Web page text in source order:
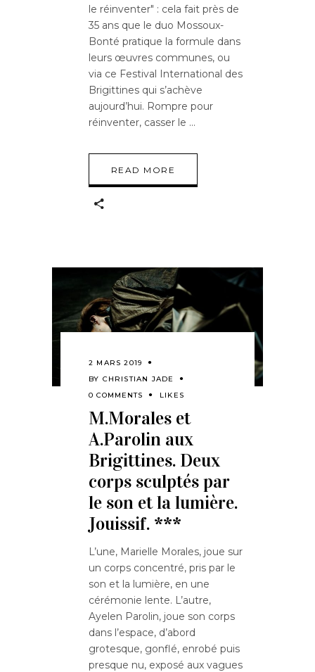
le réinventer" : cela fait près de
35 ans que le duo Mossoux-
Bonté pratique la formule dans
leurs œuvres communes, ou
via ce Festival International des
Brigittines qui s’achève
aujourd’hui. Rompre pour
réinventer, casser le
READ MORE
2 MARS 2019
BY CHRISTIAN JADE
0 COMMENTS
LIKES
M.Morales et
A.Parolin aux
Brigittines. Deux
corps sculptés par
le son et la lumière.
Jouissif. ***
L’une, Marielle Morales, joue sur
un corps concentré, pris par le
son et la lumière, en une
cérémonie lente. L’autre,
Ayelen Parolin, joue son corps
dans l’espace, d’abord
grotesque, gonflé, enrobé puis
presque nu, exposé aux vagues